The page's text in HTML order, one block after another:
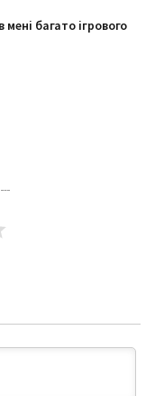
багато ігрового